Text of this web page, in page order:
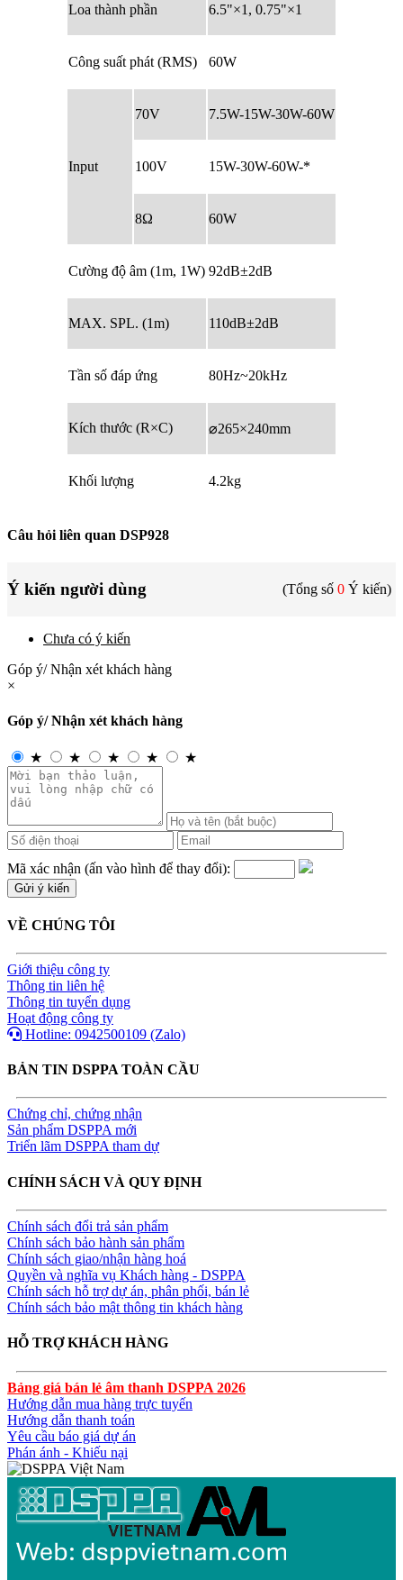
Loa thành phần 6.5"×1, 0.75"×1
Công suất phát (RMS) 60W
Input
70V 7.5W-15W-30W-60W
100V 15W-30W-60W-*
8Ω 60W
Cường độ âm (1m, 1W) 92dB±2dB
MAX. SPL. (1m) 110dB±2dB
Tần số đáp ứng 80Hz~20kHz
Kích thước (R×C) ⌀265×240mm
Khối lượng 4.2kg
Câu hỏi liên quan DSP928
Ý kiến người dùng (Tổng số 0 Ý kiến)
Chưa có ý kiến
Góp ý/ Nhận xét khách hàng
×
Góp ý/ Nhận xét khách hàng
★ ★ ★ ★ ★
Mã xác nhận (ấn vào hình để thay đổi):
VỀ CHÚNG TÔI
Giới thiệu công ty
Thông tin liên hệ
Thông tin tuyển dụng
Hoạt động công ty
Hotline: 0942500109 (Zalo)
BẢN TIN DSPPA TOÀN CẦU
Chứng chỉ, chứng nhận
Sản phẩm DSPPA mới
Triển lãm DSPPA tham dự
CHÍNH SÁCH VÀ QUY ĐỊNH
Chính sách đổi trả sản phẩm
Chính sách bảo hành sản phẩm
Chính sách giao/nhận hàng hoá
Quyền và nghĩa vụ Khách hàng - DSPPA
Chính sách hỗ trợ dự án, phân phối, bán lẻ
Chính sách bảo mật thông tin khách hàng
HỖ TRỢ KHÁCH HÀNG
Bảng giá bán lẻ âm thanh DSPPA 2026
Hướng dẫn mua hàng trực tuyến
Hướng dẫn thanh toán
Yêu cầu báo giá dự án
Phán ánh - Khiếu nại